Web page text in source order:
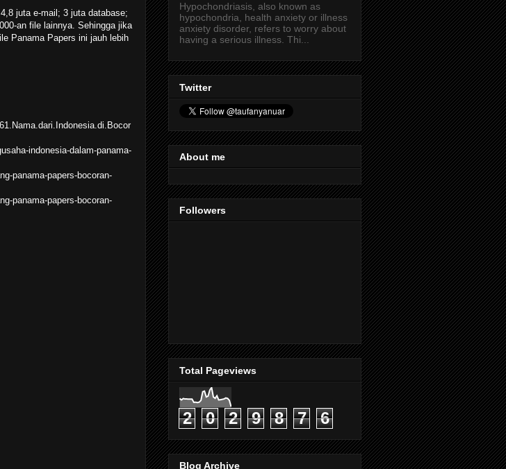
juta e-mail; 3 juta database;
an file lainnya. Sehingga jika
Panama Papers ini jauh lebih
indonesia-dalam-panama-
panama-papers-bocoran-
panama-papers-bocoran-
Hypochondriasis, also known as
hypochondria, health anxiety or illness
anxiety disorder, refers to worry about
having a serious illness. Thi...
Twitter
About me
Followers
Total Pageviews
2 0 2 9 8 7 6
Blog Archive